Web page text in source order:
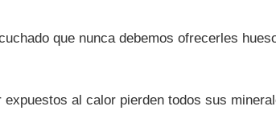
que nunca debemos ofrecerles
expuestos al calor pierden todos sus